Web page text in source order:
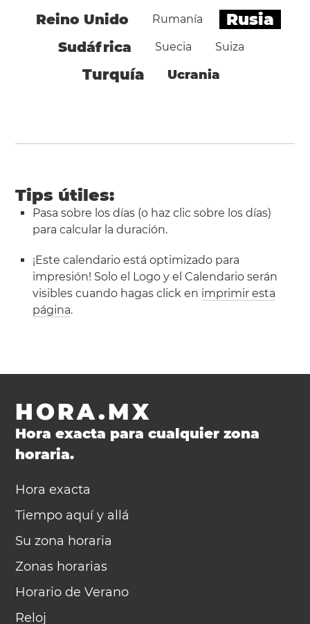
Reino Unido Rumanía Rusia
Sudáfrica Suecia Suiza
Turquía Ucrania
Tips útiles:
Pasa sobre los días (o haz clic sobre los días)
para calcular la duración.
¡Este calendario está optimizado para
impresión! Solo el Logo y el Calendario serán
visibles cuando hagas click en imprimir esta
página.
HORA.MX
Hora exacta para cualquier zona
horaria.
Hora exacta
Tiempo aquí y allá
Su zona horaria
Zonas horarias
Horario de Verano
Reloj